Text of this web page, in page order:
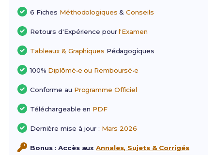
6 Fiches Méthodologiques &Conseils
Retours d'Expérience pourl'Examen
Tableaux & Graphiques Pédagogiques
100% Diplômé•e ou Remboursé•e
Conforme au Programme Officiel
Téléchargeable en PDF
Dernière mise à jour : Mars 2026
Bonus : Accès auxAnnales, Sujets & Corrigés